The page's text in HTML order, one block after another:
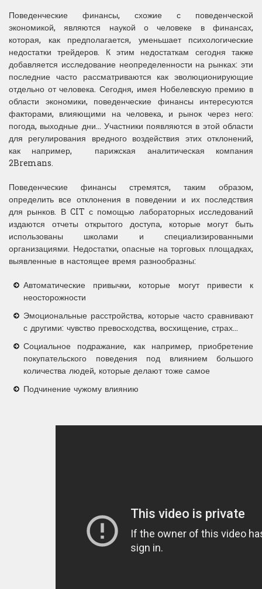
Поведенческие финансы, схожие с поведенческой
экономикой, являются наукой о человеке в финансах,
которая, как предполагается, уменьшает психологические
недостатки трейдеров. К этим недостаткам сегодня также
добавляется исследование неопределенности на рынках: эти
последние часто рассматриваются как эволюционирующие
отдельно от человека. Сегодня, имея Нобелевскую премию в
области экономики, поведенческие финансы интересуются
факторами, влияющими на человека, и рынок через него:
погода, выходные дни... Участники появляются в этой области
для регулирования вредного воздействия этих отклонений,
как например, парижская аналитическая компания
2Bremans.
Поведенческие финансы стремятся, таким образом,
определить все отклонения в поведении и их последствия
для рынков. В CIT с помощью лабораторных исследований
издаются отчеты открытого доступа, которые могут быть
использованы школами и специализированными
организациями. Недостатки, опасные на торговых площадках,
выявленные в настоящее время разнообразны:
Автоматические привычки, которые могут привести к
неосторожности
Эмоциональные расстройства, которые часто сравнивают
с другими: чувство превосходства, восхищение, страх...
Социальное подражание, как например, приобретение
покупательского поведения под влиянием большого
количества людей, которые делают тоже самое
Подчинение чужому влиянию